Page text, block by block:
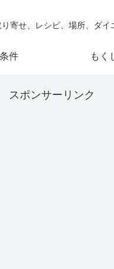
寄せ、レシピ、場所、ダ
件 もく
スポンサーリンク